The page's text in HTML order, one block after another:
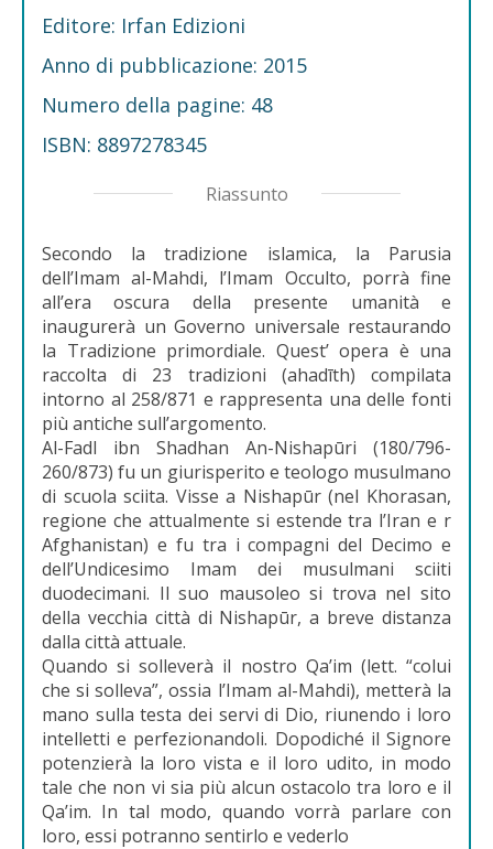
Editore: Irfan Edizioni
Anno di pubblicazione: 2015
Numero della pagine: 48
ISBN: 8897278345
Riassunto
Secondo la tradizione islamica, la Parusia
dell’Imam al-Mahdi, l’Imam Occulto, porrà fine
all’era oscura della presente umanità e
inaugurerà un Governo universale restaurando
la Tradizione primordiale. Quest’ opera è una
raccolta di 23 tradizioni (ahadīth) compilata
intorno al 258/871 e rappresenta una delle fonti
più antiche sull’argomento.
Al-Fadl ibn Shadhan An-Nishapūri (180/796-
260/873) fu un giurisperito e teologo musulmano
di scuola sciita. Visse a Nishapūr (nel Khorasan,
regione che attualmente si estende tra l’Iran e r
Afghanistan) e fu tra i compagni del Decimo e
dell’Undicesimo Imam dei musulmani sciiti
duodecimani. Il suo mausoleo si trova nel sito
della vecchia città di Nishapūr, a breve distanza
dalla città attuale.
Quando si solleverà il nostro Qa’im (lett. “colui
che si solleva”, ossia l’Imam al-Mahdi), metterà la
mano sulla testa dei servi di Dio, riunendo i loro
intelletti e perfezionandoli. Dopodiché il Signore
potenzierà la loro vista e il loro udito, in modo
tale che non vi sia più alcun ostacolo tra loro e il
Qa’im. In tal modo, quando vorrà parlare con
loro, essi potranno sentirlo e vederlo